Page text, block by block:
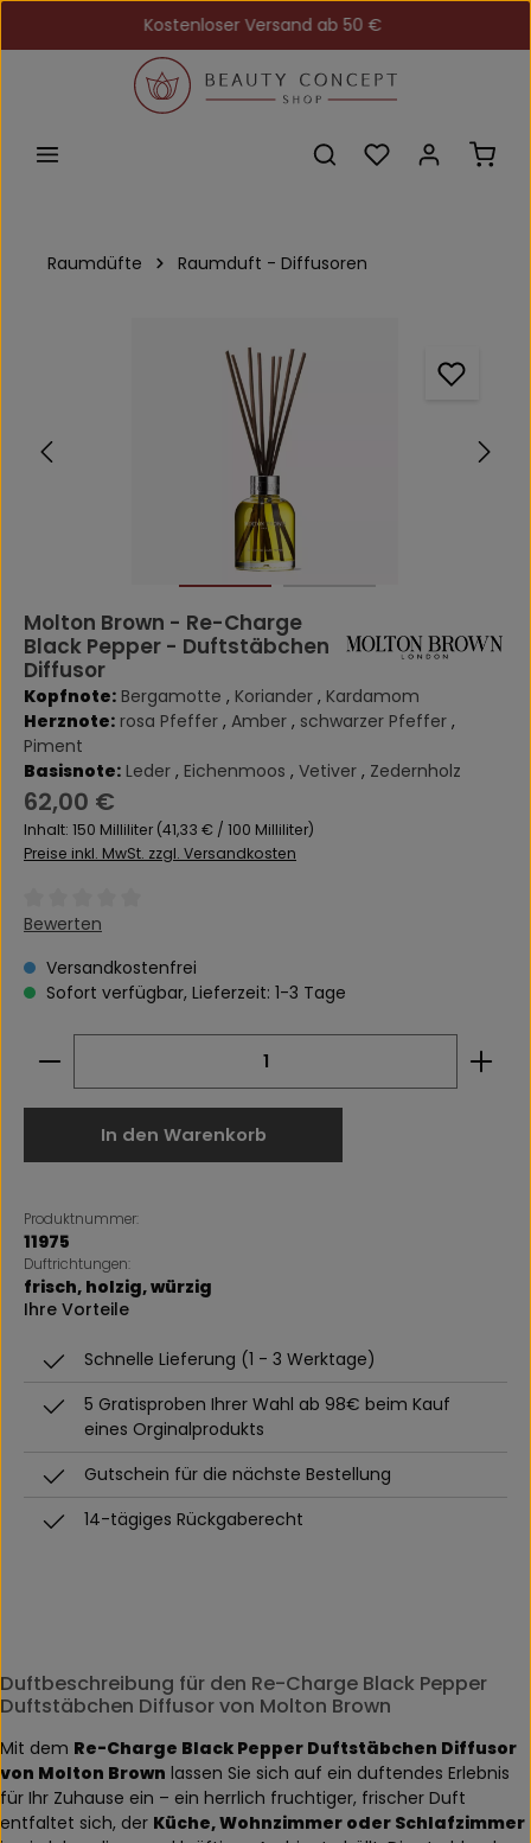
Zum Hauptinhalt springenKostenloser Versand ab 50 €
Du hast 0
Raumdüfte Raumduft - Diffusoren
Molton Brown - Re-Charge
Black Pepper - Duftstäbchen
Diffusor
Kopfnote: Bergamotte , Koriander , Kardamom
Herznote: rosa Pfeffer , Amber , schwarzer Pfeffer ,
Piment
Basisnote: Leder , Eichenmoos , Vetiver , Zedernholz
Regulärer Preis:
62,00 €
Inhalt: 150 Milliliter (41,33 € / 100 Milliliter)
Preise inkl. MwSt. zzgl. Versandkosten
Durchschnittliche Bewertung von 0 von 5 Sternen
Bewerten
Versandkostenfrei
Sofort verfügbar, Lieferzeit: 1-3 Tage
Produkt Anzahl: Gib den gewünschten Wert
In den Warenkorb
Produktnummer:
11975
Duftrichtungen:
frisch, holzig, würzig
Ihre Vorteile
Schnelle Lieferung (1 - 3 Werktage)
5 Gratisproben Ihrer Wahl ab 98€ beim Kauf
eines Orginalprodukts
Gutschein für die nächste Bestellung
14-tägiges Rückgaberecht
Duftbeschreibung für den Re-Charge Black Pepper
Duftstäbchen Diffusor von Molton Brown
Mit dem Re-Charge Black Pepper Duftstäbchen Diffusor
von Molton Brown lassen Sie sich auf ein duftendes Erlebnis
für Ihr Zuhause ein – ein herrlich fruchtiger, frischer Duft
entfaltet sich, der Küche, Wohnzimmer oder Schlafzimmer